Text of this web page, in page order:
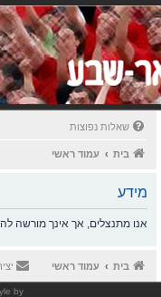
שאלות נפוצות
בית עמוד ראשי
מידע
אנו מתנצלים, אך אינך מורשה
בית עמוד ראשי
by